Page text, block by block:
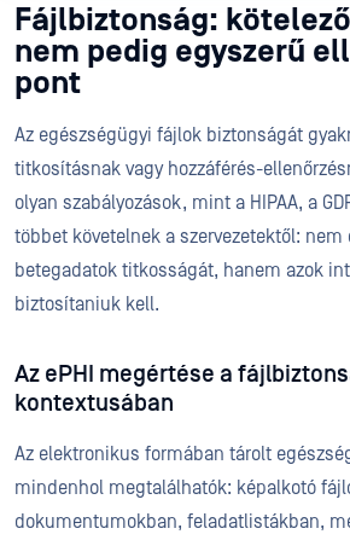
Fájlbiztonság:
nem pedig egyszerű
pont
Az egészségügyi fájlok biztonságát
titkosításnak vagy hozzáférés-
olyan szabályozások, mint a HIPAA, a
többet követelnek a szervezetektől: nem
betegadatok titkosságát, hanem azok
biztosítaniuk kell.
Az ePHI megértése a
kontextusában
Az elektronikus formában tárolt
mindenhol megtalálhatók: képalkotó
dokumentumokban, feladatlistákban,